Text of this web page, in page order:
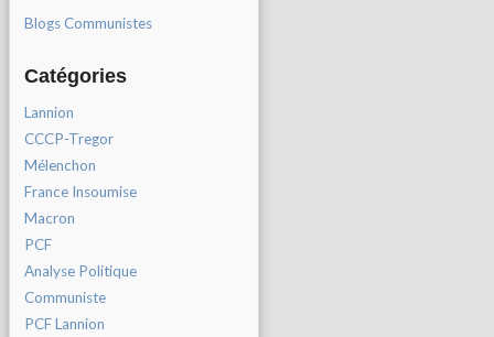
Blogs Communistes
Catégories
Lannion
CCCP-Tregor
Mélenchon
France Insoumise
Macron
PCF
Analyse Politique
Communiste
PCF Lannion